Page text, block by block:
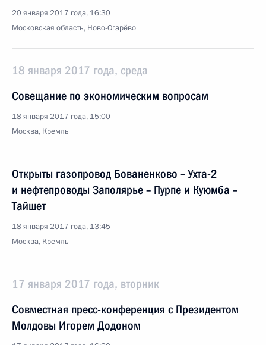
20 января 2017 года, 16:30
Московская область, Ново-Огарёво
18 января 2017 года, среда
Совещание по экономическим вопросам
18 января 2017 года, 15:00
Москва, Кремль
Открыты газопровод Бованенково – Ухта-2
и нефтепроводы Заполярье – Пурпе и Куюмба –
Тайшет
18 января 2017 года, 13:45
Москва, Кремль
17 января 2017 года, вторник
Совместная пресс-конференция с Президентом
Молдовы Игорем Додоном